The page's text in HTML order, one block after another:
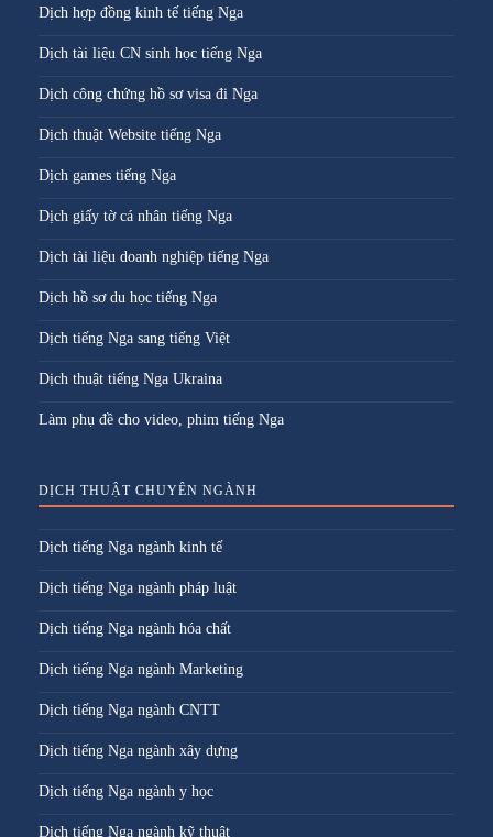
Dịch hợp đồng kinh tế tiếng Nga
Dịch tài liệu CN sinh học tiếng Nga
Dịch công chứng hồ sơ visa đi Nga
Dịch thuật Website tiếng Nga
Dịch games tiếng Nga
Dịch giấy tờ cá nhân tiếng Nga
Dịch tài liệu doanh nghiệp tiếng Nga
Dịch hồ sơ du học tiếng Nga
Dịch tiếng Nga sang tiếng Việt
Dịch thuật tiếng Nga Ukraina
Làm phụ đề cho video, phim tiếng Nga
DỊCH THUẬT CHUYÊN NGÀNH
Dịch tiếng Nga ngành kinh tế
Dịch tiếng Nga ngành pháp luật
Dịch tiếng Nga ngành hóa chất
Dịch tiếng Nga ngành Marketing
Dịch tiếng Nga ngành CNTT
Dịch tiếng Nga ngành xây dựng
Dịch tiếng Nga ngành y học
Dịch tiếng Nga ngành kỹ thuật